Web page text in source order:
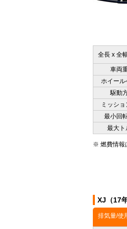
全長 x 全
車両
ホイール
駆動
ミッシ
最小回
最大ト
※ 燃費情報
XJ（17
排気量/使